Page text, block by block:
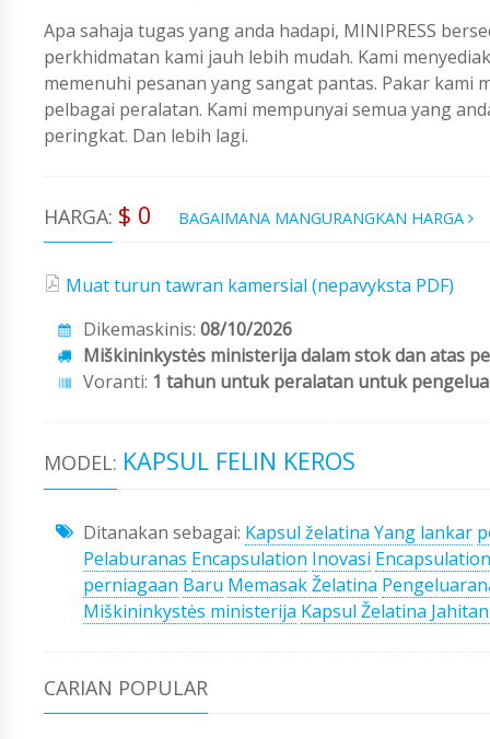
Apa sahaja tugas yang anda hadapi, MINIPRESS
perkhidmatan kami jauh lebih mudah. Kami
memenuhi pesanan yang sangat pantas. Pakar
pelbagai peralatan. Kami mempunyai semua yang
peringkat. Dan lebih lagi.
HARGA: $ 0 BAGAIMANA MANGURANGKAN HARGA
Muat turun tawran kamersial (nepavyksta PDF)
Dikemaskinis: 08/10/2026
Miškininkystės ministerija dalam stok dan atas
Voranti: 1 tahun untuk peralatan untuk
MODEL: KAPSUL FELIN KEROS
Ditanakan sebagai: Kapsul želatina Yang lankar
Pelaburanas Encapsulation Inovasi Encapsulation
perniagaan Baru Memasak Želatina
Miškininkystės ministerija Kapsul Želatina Jahitan
CARIAN POPULAR